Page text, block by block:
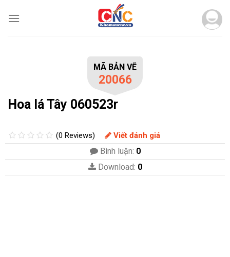
MÃ BẢN VẼ
20066
Hoa lá Tây 060523r
(0 Reviews) Viết đánh giá
Bình luận: 0
Download: 0